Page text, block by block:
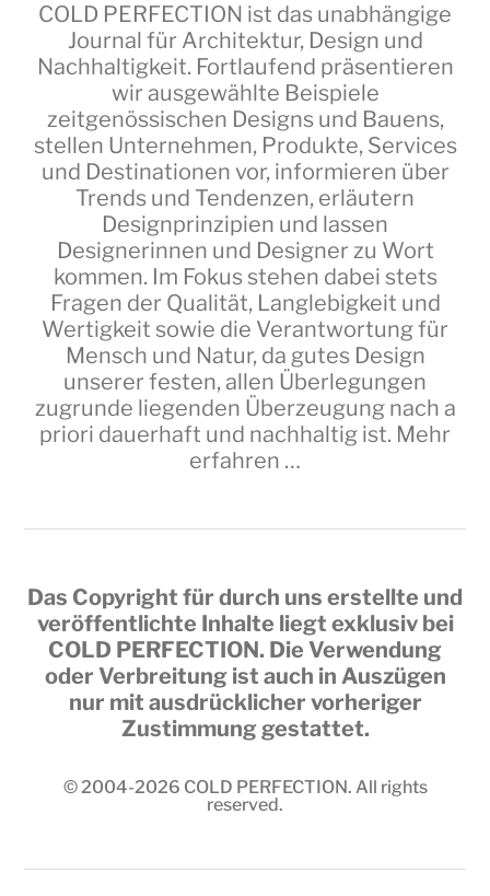
COLD PERFECTION ist das unabhängige
Journal für Architektur, Design und
Nachhaltigkeit. Fortlaufend präsentieren
wir ausgewählte Beispiele
zeitgenössischen Designs und Bauens,
stellen Unternehmen, Produkte, Services
und Destinationen vor, informieren über
Trends und Tendenzen, erläutern
Designprinzipien und lassen
Designerinnen und Designer zu Wort
kommen. Im Fokus stehen dabei stets
Fragen der Qualität, Langlebigkeit und
Wertigkeit sowie die Verantwortung für
Mensch und Natur, da gutes Design
unserer festen, allen Überlegungen
zugrunde liegenden Überzeugung nach a
priori dauerhaft und nachhaltig ist. Mehr
erfahren …
Das Copyright für durch uns erstellte und
veröffentlichte Inhalte liegt exklusiv bei
COLD PERFECTION. Die Verwendung
oder Verbreitung ist auch in Auszügen
nur mit ausdrücklicher vorheriger
Zustimmung gestattet.
© 2004-2026 COLD PERFECTION. All rights
reserved.